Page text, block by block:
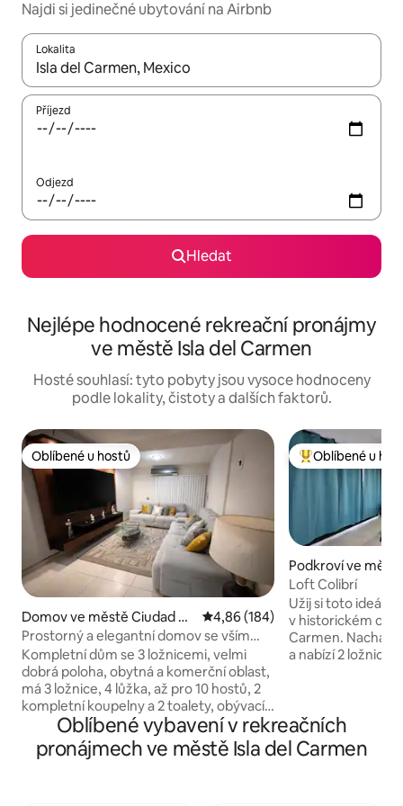
Najdi si jedinečné ubytování na Airbnb
Lokalita
Až budou výsledky k dispozici, můžeš si je procházet pomocí
Příjezd
Odjezd
Hledat
Nejlépe hodnocené rekreační pronájmy
ve městě Isla del Carmen
Hosté souhlasí: tyto pobyty jsou vysoce hodnoceny
podle lokality, čistoty a dalších faktorů.
Oblíbené u hostů
Oblíbené u hostů
Domov ve městě Ciudad de
l Carmen
Průměrné hodnocení 4,86 z 5,
4,86 (184)
Prostorný a elegantní domov se vším
vybavením
Kompletní dům se 3 ložnicemi, velmi
dobrá poloha, obytná a komerční oblast,
má 3 ložnice, 4 lůžka, až pro 10 hostů, 2
kompletní koupelny a 2 toalety, obývací
pokoj se 75" Smart TV, jídelna pro 6 osob,
kuchyně s lednicí, mikrovlnnou troubou,
sporákem a základním kuchyňským
Nejlepší v
Oblíbené u
Podkroví ve
el Carmen Centro
Loft Colibrí
Užij si toto ideální
v historickém
Carmen. Nachází
a nabízí 2 ložnice,
toužíš. 5 minut
Carmen, del
kaváren, bank a
Oblíbené vybavení v rekreačních
pronájmech ve městě Isla del Carmen